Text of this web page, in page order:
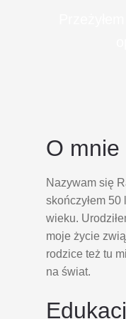
O mnie
Nazywam się
skończyłem 50
wieku.
moje życie
rodzice też tu
na świat.